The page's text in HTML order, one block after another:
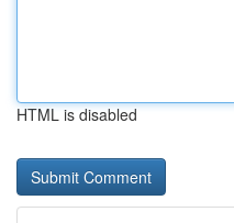
HTML is disabled